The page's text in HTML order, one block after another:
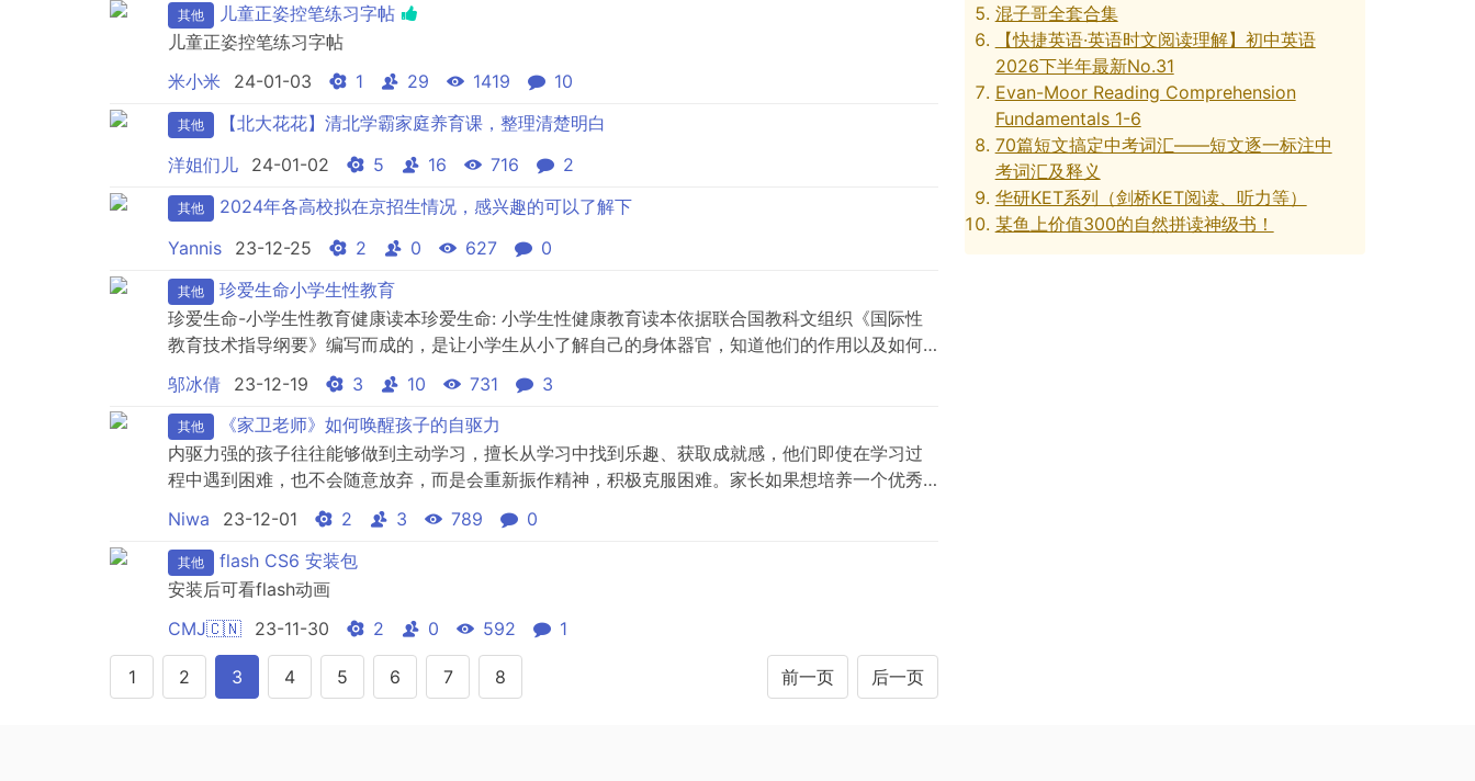
其他
儿童正姿控笔练习字帖
儿童正姿控笔练习字帖
米小米
24-01-03 1 29 1419 10
其他
【北大花花】清北学霸家庭养育课，整理清楚明白
洋姐们儿
24-01-02 5 16 716 2
其他
2024年各高校拟在京招生情况，感兴趣的可以了解下
Yannis
23-12-25 2 0 627 0
其他
珍爱生命小学生性教育
珍爱生命-小学生性教育健康读本珍爱生命: 小学生性健康教育读本依据联合国教科文组织《国际性
教育技术指导纲要》编写而成的，是让小学生从小了解自己的身体器官，知道他们的作用以及如何
保护，使他们懂得珍爱生命。健康教育内容包括五个领域：健康行为与生活方式、疾病预防、心理
健康、生长发育与青春期保健、安全应急与避险。该读本低年级图文并茂，以图为主，重点突出，
具有较强的实用性和可操作性；高年级语言简单易懂，插图...
邬冰倩 23-12-19 3 10 731 3
其他
《家卫老师》如何唤醒孩子的自驱力
内驱力强的孩子往往能够做到主动学习，擅长从学习中找到乐趣、获取成就感，他们即使在学习过
程中遇到困难，也不会随意放弃，而是会重新振作精神，积极克服困难。家长如果想培养一个优秀
的孩子，提升孩子的内驱力必不可少。如何提升孩子的自驱力？一起来学习吧！
Niwa 23-12-01 2 3 789 0
其他
flash CS6 安装包
安装后可看flash动画
CMJ🇨🇳
23-11-30 2 0 592 1
前一页 后一页
1 2 3 4 5 6 7 8
混子哥全套合集
【快捷英语·英语时文阅读理解】初中英语
2026下半年最新No.31
Evan-Moor Reading Comprehension
Fundamentals 1-6
70篇短文搞定中考词汇——短文逐一标注中
考词汇及释义
华研KET系列（剑桥KET阅读、听力等）
某鱼上价值300的自然拼读神级书！